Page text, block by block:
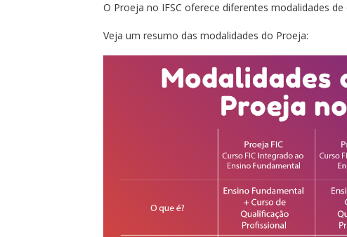
O Proeja no IFSC oferece diferentes modalidades
Veja um resumo das modalidades do Proeja: